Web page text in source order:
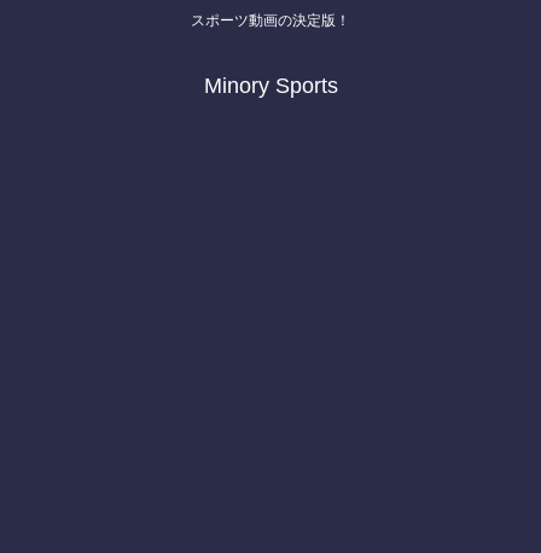
スポーツ動画の決定版！
Minory Sports